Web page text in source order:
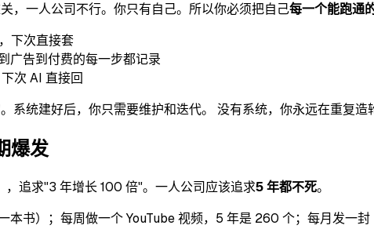
，一人公司不行。你只有自己。所以你必须把自己每一个能跑通
下次直接套
广告到付费的每一步都记录
次 AI 直接回
。系统建好后，你只需要维护和迭代。 没有系统，你永远在重复造
爆发
追求"3 年增长 100 倍"。一人公司应该追求5 年都不死。
本书）；每周做一个 YouTube 视频，5 年是 260 个；每月发